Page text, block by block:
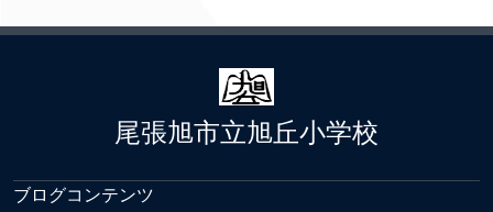
尾張旭市立旭丘小学校
ブログコンテンツ